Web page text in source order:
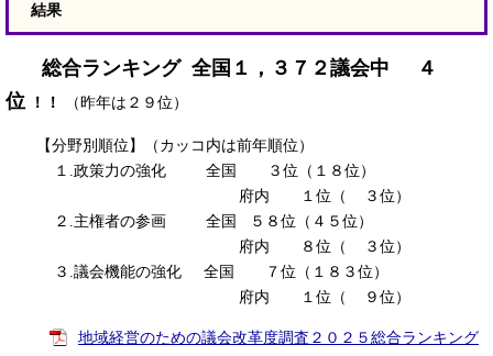
結果
総合ランキング 全国１，３７２議会中 ４
位 ！！ （昨年は２９位）
【分野別順位】（カッコ内は前年順位）
１.政策力の強化 全国 ３位（１８位）
府内 １位（ ３位）
２.主権者の参画 全国 ５８位（４５位）
府内 ８位（ ３位）
３.議会機能の強化 全国 ７位（１８３位）
府内 １位（ ９位）
地域経営のための議会改革度調査２０２５総合ランキング